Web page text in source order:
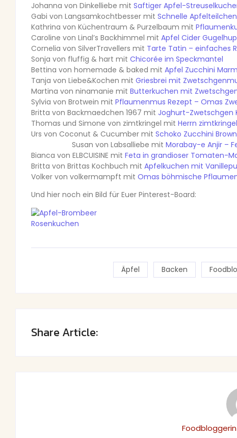
Johanna von Dinkelliebe mit Saftiger Apfel-
Gabi von Langsamkochtbesser mit Schnelle Apfelteilchen
Kathrina von Küchentraum & Purzelbaum mit
Caroline von Linal’s Backhimmel mit Apfel Cider
Cornelia von SilverTravellers mit Tarte Tatin – einfaches
Sonja von fluffig & hart mit Chicorée im Speckmantel
Bettina von homemade & baked mit Apfel Zucchini
Tanja von Liebe&Kochen mit Griesbrei mit
Martina von ninamanie mit Butterkuchen mit
Sylvia von Brotwein mit Pflaumenmus Rezept – Omas
Britta von Backmaedchen 1967 mit Joghurt-Zwetschgen
Thomas und Simone von zimtkringel mit Herrn
Urs von Coconut & Cucumber mit Schoko Zucchini
Susan von Labsalliebe mit
Bianca von ELBCUISINE mit Feta in grandioser Tomaten-
Britta von Brittas Kochbuch mit Apfelkuchen mit
Volker von volkermampft mit Omas böhmische
Und hier noch ein Bild für Euer Pinterest-Board:
Äpfel Backen
Share Article: